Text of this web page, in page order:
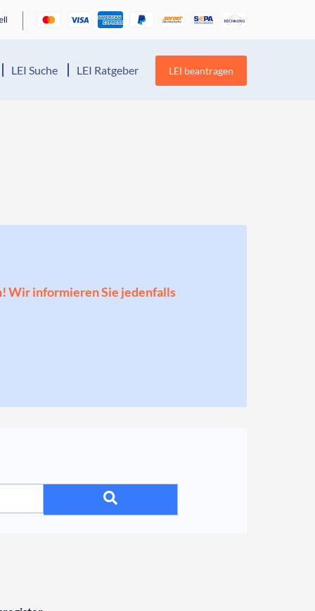
LEI Suche LEI Ratgeber LEI beantragen
Wir informieren Sie jedenfalls